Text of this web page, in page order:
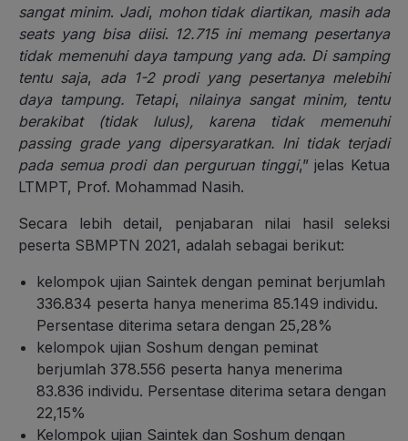
sangat minim. Jadi, mohon tidak diartikan, masih ada
seats yang bisa diisi. 12.715 ini memang pesertanya
tidak memenuhi daya tampung yang ada. Di samping
tentu saja, ada 1-2 prodi yang pesertanya melebihi
daya tampung. Tetapi,
nilainya sangat minim, tentu
berakibat (tidak lulus), karena tidak memenuhi
passing grade yang dipersyaratkan. Ini tidak terjadi
pada semua prodi dan perguruan tinggi,” jelas Ketua
LTMPT, Prof. Mohammad Nasih.
Secara lebih detail, penjabaran nilai hasil seleksi
peserta SBMPTN 2021, adalah sebagai berikut:
kelompok ujian Saintek dengan peminat berjumlah
336.834 peserta hanya menerima 85.149 individu.
Persentase diterima setara dengan 25,28%
kelompok ujian Soshum dengan peminat
berjumlah 378.556 peserta hanya menerima
83.836 individu. Persentase diterima setara dengan
22,15%
Kelompok ujian Saintek dan Soshum dengan